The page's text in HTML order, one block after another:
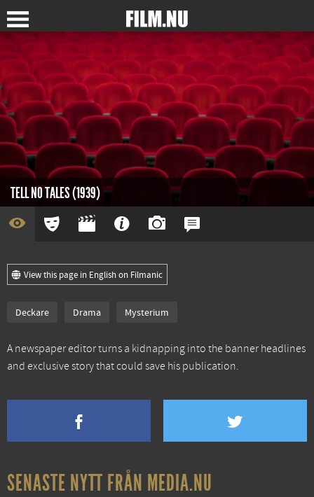
TELL NO TALES (1939)
View this page in English on Filmanic
Deckare Drama Mysterium
A newspaper editor turns a kidnapping into the banner headlines
and exclusive story that could save his publication.
SENASTE NYTT FRÅN MEDIA.NU